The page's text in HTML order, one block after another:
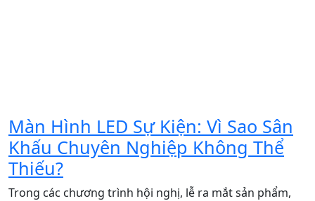
Màn Hình LED Sự Kiện: Vì Sao Sân
Khấu Chuyên Nghiệp Không Thể
Thiếu?
Trong các chương trình hội nghị, lễ ra mắt sản phẩm,